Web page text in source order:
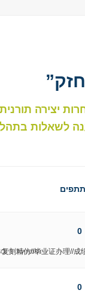
יצירה
לשאלות
נפתח על ידי
0
精仿//毕业证办理//
0